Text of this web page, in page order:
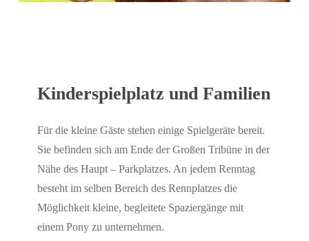
Kinderspielplatz und Familien
Für die kleine Gäste stehen einige Spielgeräte bereit.
Sie befinden sich am Ende der Großen Tribüne in der
Nähe des Haupt – Parkplatzes. An jedem Renntag
besteht im selben Bereich des Rennplatzes die
Möglichkeit kleine, begleitete Spaziergänge mit
einem Pony zu unternehmen.